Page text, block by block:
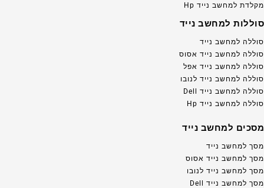
מקלדת למחשב נייד Hp
סוללות למחשב נייד
סוללה למחשב נייד
סוללה למחשב נייד אסוס
סוללה למחשב נייד אפל
סוללה למחשב נייד לנובו
סוללה למחשב נייד Dell
סוללה למחשב נייד Hp
מסכים למחשב נייד
מסך למחשב נייד
מסך למחשב נייד אסוס
מסך למחשב נייד לנובו
מסך למחשב נייד Dell